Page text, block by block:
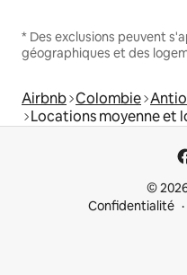
* Des exclusions peuvent
géographiques et des
Airbnb Colombie
Locations moyenne et
©
Confidentialité